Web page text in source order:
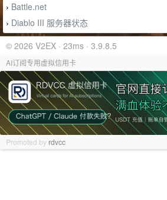
› Battle.net
› Diablo III 服务器状态
© 2026 V2EX · 23ms · 3.9.8.5
AI订阅专用虚拟信用卡
Promoted by rdvcc